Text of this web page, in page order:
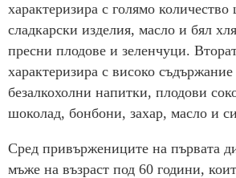
характеризира с голямо
сладкарски изделия, масло и бял
пресни плодове и зеленчуци.
характеризира с високо
безалкохолни напитки, плодови
шоколад, бонбони, захар, масло и
Сред привържениците на първата
мъже на възраст под 60 години,